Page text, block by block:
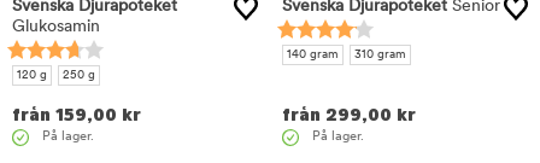
Svenska Djurapoteket
Glukosamin
120 g 250 g
från 159,00 kr
På lager.
Svenska Djurapoteket Senior
140 gram 310 gram
från 299,00 kr
På lager.